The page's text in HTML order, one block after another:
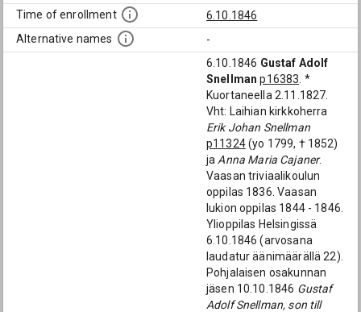
Time of enrollment
6.10.1846
Alternative names
-
6.10.1846 Gustaf Adolf
Snellman p16383 . *
Kuortaneella 2.11.1827.
Vht: Laihian kirkkoherra
Erik Johan Snellman
p11324(yo 1799, † 1852)
ja Anna Maria Cajaner.
Vaasan triviaalikoulun
oppilas 1836. Vaasan
lukion oppilas 1844 - 1846.
Ylioppilas Helsingissä
6.10.1846 (arvosana
laudatur äänimäärällä 22).
Pohjalaisen osakunnan
jäsen 10.10.1846 Gustaf
Adolf Snellman, son till